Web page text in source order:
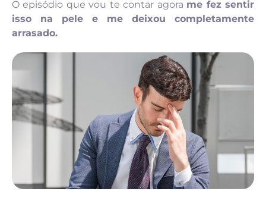
O episódio que vou te contar agora me fez sentir
isso na pele e me deixou completamente
arrasado.